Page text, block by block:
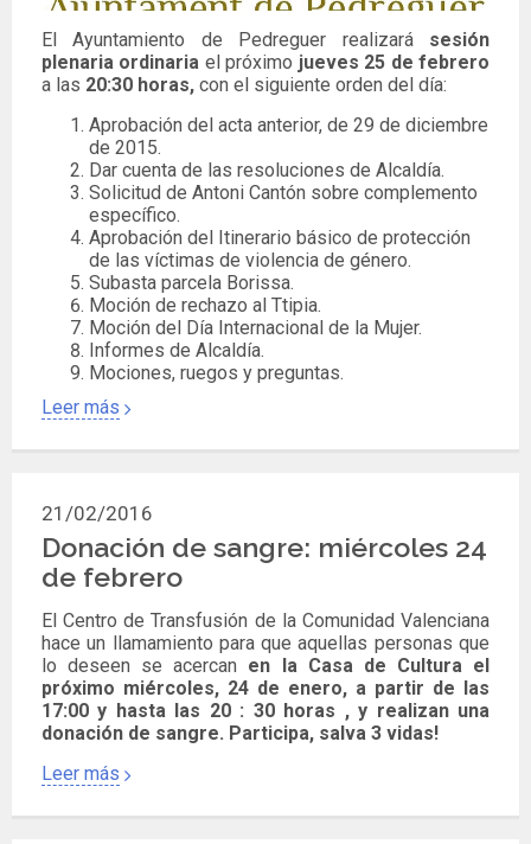
El Ayuntamiento de Pedreguer realizará sesión
plenaria ordinaria el próximo jueves 25 de febrero
a las 20:30 horas, con el siguiente orden del día:
Aprobación del acta anterior, de 29 de diciembre
de 2015.
Dar cuenta de las resoluciones de Alcaldía.
Solicitud de Antoni Cantón sobre complemento
específico.
Aprobación del Itinerario básico de protección
de las víctimas de violencia de género.
Subasta parcela Borissa.
Moción de rechazo al Ttipia.
Moción del Día Internacional de la Mujer.
Informes de Alcaldía.
Mociones, ruegos y preguntas.
Leer más
21/02/2016
Donación de sangre: miércoles 24
de febrero
El Centro de Transfusión de la Comunidad Valenciana
hace un llamamiento para que aquellas personas que
lo deseen se acercan en la Casa de Cultura el
próximo miércoles, 24 de enero, a partir de las
17:00 y hasta las 20 : 30 horas , y realizan una
donación de sangre. Participa, salva 3 vidas!
Leer más